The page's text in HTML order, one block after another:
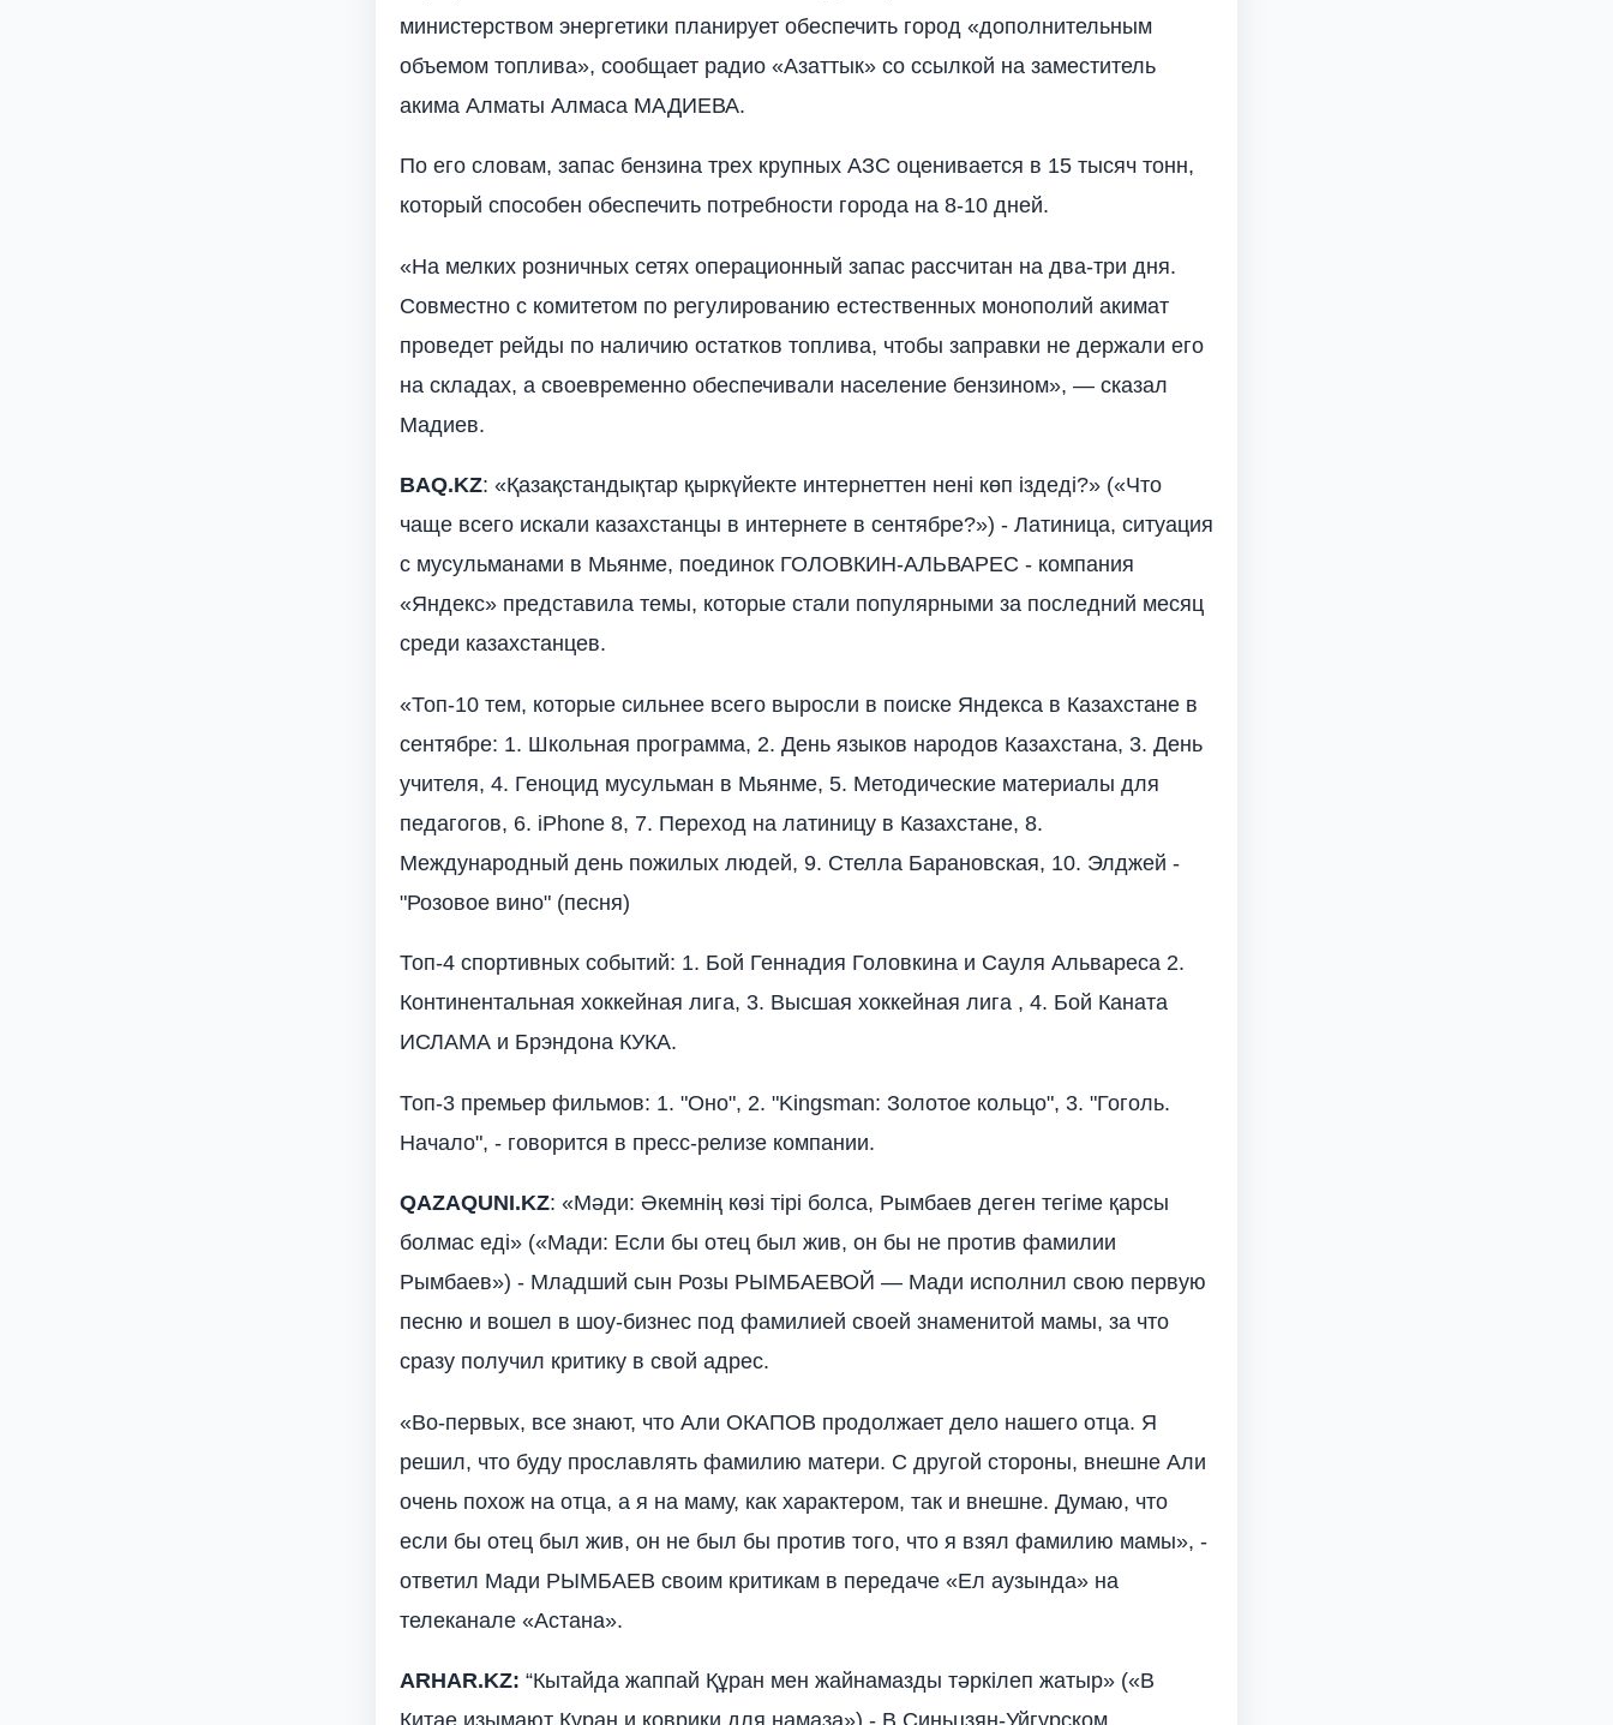
министерством энергетики планирует обеспечить город «дополнительным
объемом топлива», сообщает радио «Азаттык» со ссылкой на заместитель
акима Алматы Алмаса МАДИЕВА.
По его словам, запас бензина трех крупных АЗС оценивается в 15 тысяч тонн,
который способен обеспечить потребности города на 8-10 дней.
«На мелких розничных сетях операционный запас рассчитан на два-три дня.
Совместно с комитетом по регулированию естественных монополий акимат
проведет рейды по наличию остатков топлива, чтобы заправки не держали его
на складах, а своевременно обеспечивали население бензином», — сказал
Мадиев.
BAQ.KZ: «Қазақстандықтар қыркүйекте интернеттен нені көп іздеді?» («Что
чаще всего искали казахстанцы в интернете в сентябре?») - Латиница, ситуация
с мусульманами в Мьянме, поединок ГОЛОВКИН-АЛЬВАРЕС - компания
«Яндекс» представила темы, которые стали популярными за последний месяц
среди казахстанцев.
«Топ-10 тем, которые сильнее всего выросли в поиске Яндекса в Казахстане в
сентябре: 1. Школьная программа, 2. День языков народов Казахстана, 3. День
учителя, 4. Геноцид мусульман в Мьянме, 5. Методические материалы для
педагогов, 6. iPhone 8, 7. Переход на латиницу в Казахстане, 8.
Международный день пожилых людей, 9. Стелла Барановская, 10. Элджей -
"Розовое вино" (песня)
Топ-4 спортивных событий: 1. Бой Геннадия Головкина и Сауля Альвареса 2.
Континентальная хоккейная лига, 3. Высшая хоккейная лига , 4. Бой Каната
ИСЛАМА и Брэндона КУКА.
Топ-3 премьер фильмов: 1. "Оно", 2. "Kingsman: Золотое кольцо", 3. "Гоголь.
Начало", - говорится в пресс-релизе компании.
QAZAQUNI.KZ: «Мәди: Әкемнің көзі тірі болса, Рымбаев деген тегіме қарсы
болмас еді» («Мади: Если бы отец был жив, он бы не против фамилии
Рымбаев») - Младший сын Розы РЫМБАЕВОЙ — Мади исполнил свою первую
песню и вошел в шоу-бизнес под фамилией своей знаменитой мамы, за что
сразу получил критику в свой адрес.
«Во-первых, все знают, что Али ОКАПОВ продолжает дело нашего отца. Я
решил, что буду прославлять фамилию матери. С другой стороны, внешне Али
очень похож на отца, а я на маму, как характером, так и внешне. Думаю, что
если бы отец был жив, он не был бы против того, что я взял фамилию мамы», -
ответил Мади РЫМБАЕВ своим критикам в передаче «Ел аузында» на
телеканале «Астана».
ARHAR.KZ: “Кытайда жаппай Құран мен жайнамазды тәркілеп жатыр» («В